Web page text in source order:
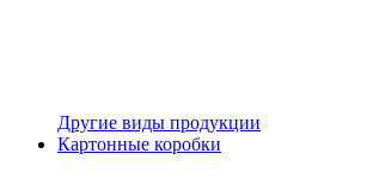
Другие виды продукции
Картонные коробки